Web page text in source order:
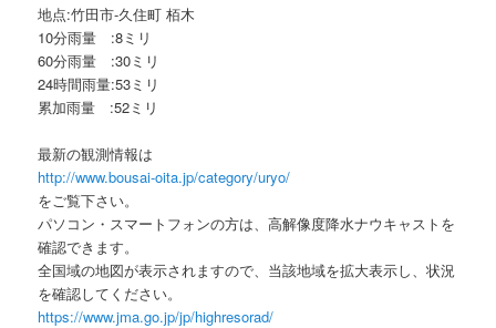
地点:竹田市-久住町 栢木
10分雨量 :8ミリ
60分雨量 :30ミリ
24時間雨量:53ミリ
累加雨量 :52ミリ
最新の観測情報は
http://www.bousai-oita.jp/category/uryo/
をご覧下さい。
パソコン・スマートフォンの方は、高解像度降水ナウキャストを
確認できます。
全国域の地図が表示されますので、当該地域を拡大表示し、状況
を確認してください。
https://www.jma.go.jp/jp/highresorad/